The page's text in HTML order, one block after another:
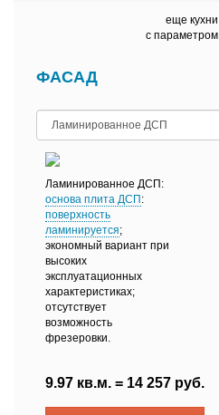
еще кухни
с параметром
ФАСАД
Ламинированное ДСП:
основа плита ДСП:
поверхность
ламинируется;
экономный вариант при
высоких
эксплуатационных
характеристиках;
отсутствует
возможность
фрезеровки.
9.97 кв.м. = 14 257 руб.